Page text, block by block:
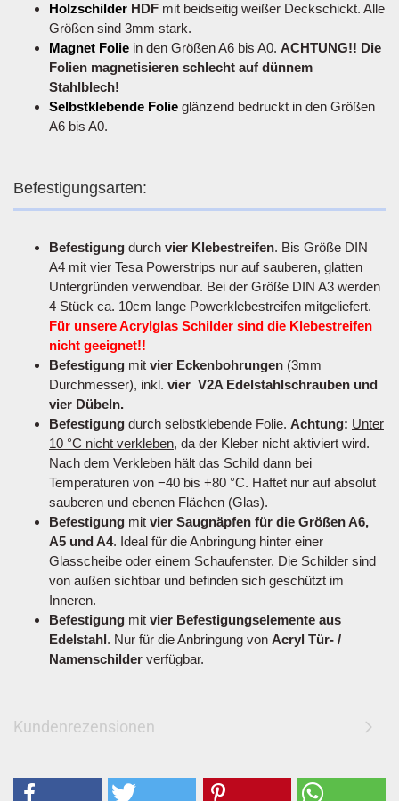
Holzschilder HDF mit beidseitig weißer Deckschickt. Alle
Größen sind 3mm stark.
Magnet Folie in den Größen A6 bis A0. ACHTUNG!! Die
Folien magnetisieren schlecht auf dünnem
Stahlblech!
Selbstklebende Folie glänzend bedruckt in den Größen
A6 bis A0.
Befestigungsarten:
Befestigung durch vier Klebestreifen. Bis Größe DIN
A4 mit vier Tesa Powerstrips nur auf sauberen, glatten
Untergründen verwendbar. Bei der Größe DIN A3 werden
4 Stück ca. 10cm lange Powerklebestreifen mitgeliefert.
Für unsere Acrylglas Schilder sind die Klebestreifen
nicht geeignet!!
Befestigung mit vier Eckenbohrungen (3mm
Durchmesser), inkl. vier V2A Edelstahlschrauben und
vier Dübeln.
Befestigung durch selbstklebende Folie. Achtung: Unter
10 °C nicht verkleben, da der Kleber nicht aktiviert wird.
Nach dem Verkleben hält das Schild dann bei
Temperaturen von −40 bis +80 °C. Haftet nur auf absolut
sauberen und ebenen Flächen (Glas).
Befestigung mit vier Saugnäpfen für die Größen A6,
A5 und A4. Ideal für die Anbringung hinter einer
Glasscheibe oder einem Schaufenster. Die Schilder sind
von außen sichtbar und befinden sich geschützt im
Inneren.
Befestigung mit vier Befestigungselemente aus
Edelstahl. Nur für die Anbringung von Acryl Tür- /
Namenschilder verfügbar.
Kundenrezensionen